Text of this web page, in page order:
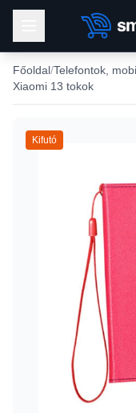
Főoldal Telefontok,
Xiaomi 13 tokok
Kifutó